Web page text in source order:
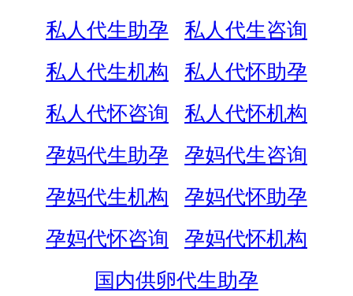
私人代生助孕
私人代生咨询
私人代生机构
私人代怀助孕
私人代怀咨询
私人代怀机构
孕妈代生助孕
孕妈代生咨询
孕妈代生机构
孕妈代怀助孕
孕妈代怀咨询
孕妈代怀机构
国内供卵代生助孕